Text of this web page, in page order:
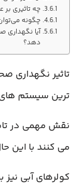
چه تاثیری بر
چگونه
آیا نگهداری
دهد؟
تاثیر نگهداری
ترین سیستم
نقش مهمی در
می کنند با این
کولرهای آبی